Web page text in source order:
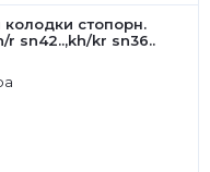
стопорн.
r sn42..,kh/kr sn36..